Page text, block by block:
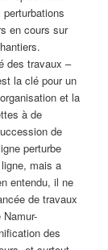
en cours sur
des travaux –
la clé pour un
et la
à de
de
perturbe
mais a
entendu, il ne
de travaux
des